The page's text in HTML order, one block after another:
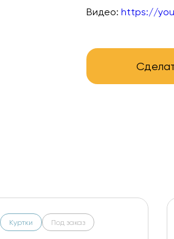
Видео: https://
Куртки Под заказ